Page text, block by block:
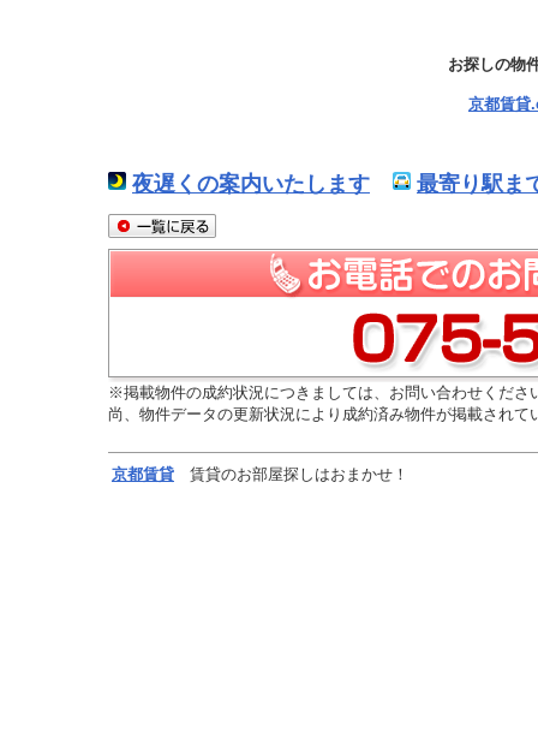
お探しの物
京都賃貸
夜遅くの案内いたします 最寄り駅ま
※掲載物件の成約状況につきましては、お問い合わせくださ
尚、物件データの更新状況により成約済み物件が掲載され
京都賃貸 賃貸のお部屋探しはおまかせ！